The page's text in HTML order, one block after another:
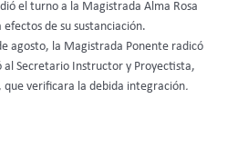
el turno a la Magistrada Alma Rosa
efectos de su sustanciación.
agosto, la Magistrada Ponente radicó
al Secretario Instructor y Proyectista,
que verificara la debida integración.